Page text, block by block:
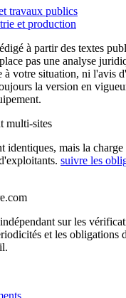
travaux publics
et production
à partir des textes
pas une analyse
à votre situation, ni l'avis
la version en
multi-sites
identiques, mais la
suivre les
sur les
et les obligations